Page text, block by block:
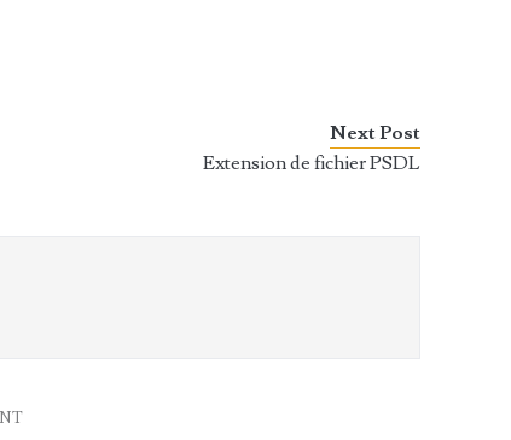
Next Post
Extension de fichier PSDL